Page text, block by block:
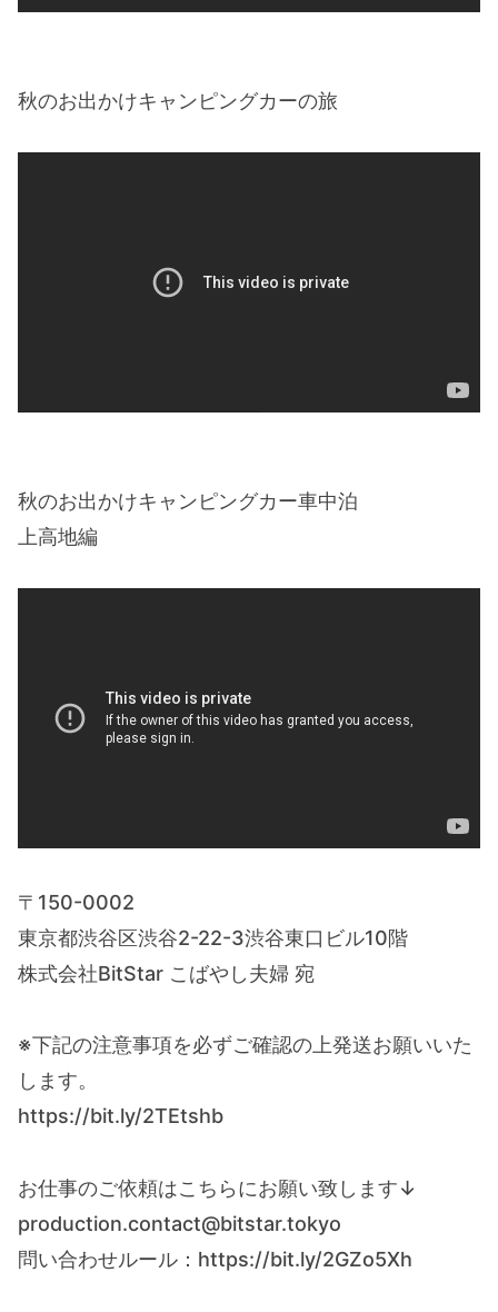
秋のお出かけキャンピングカーの旅
秋のお出かけキャンピングカー車中泊
上高地編
〒150-0002
東京都渋谷区渋谷2-22-3渋谷東口ビル10階
株式会社BitStar こばやし夫婦 宛
※下記の注意事項を必ずご確認の上発送お願いいた
します。
https://bit.ly/2TEtshb
お仕事のご依頼はこちらにお願い致します↓
production.contact@bitstar.tokyo
問い合わせルール：https://bit.ly/2GZo5Xh